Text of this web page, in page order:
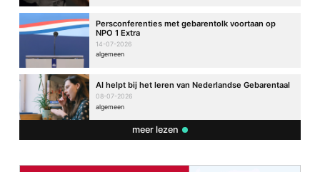
Persconferenties met gebarentolk voortaan op
NPO 1 Extra
14-07-2026
algemeen
AI helpt bij het leren van Nederlandse Gebarentaal
08-07-2026
algemeen
meer lezen